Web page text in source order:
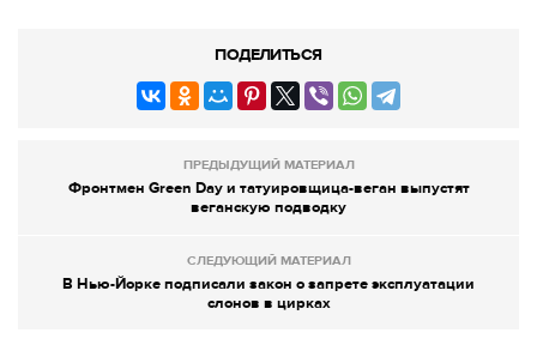
ПОДЕЛИТЬСЯ
ПРЕДЫДУЩИЙ МАТЕРИАЛ
Фронтмен Green Day и татуировщица-веган выпустят
веганскую подводку
СЛЕДУЮЩИЙ МАТЕРИАЛ
В Нью-Йорке подписали закон о запрете эксплуатации
слонов в цирках